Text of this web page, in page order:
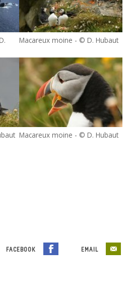
Macareux moine - © D. Hubaut
Macareux moine - © D. Hubaut
FACEBOOK EMAIL